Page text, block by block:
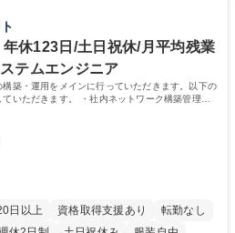
り組んでおり、広くヘルスケアビジネス
をローテーションできるプログラムを用
役職にかかわらず、ひとりひとりのキャ
学歴：大学院 大学
資格：
休123日/土日祝休/月平均残業
テムエンジニア
築・運用をメインに行っていただきます。以下の
いただきます。 ・社内ネットワーク構築管理、
理
日以上 資格取得支援あり
転勤なし